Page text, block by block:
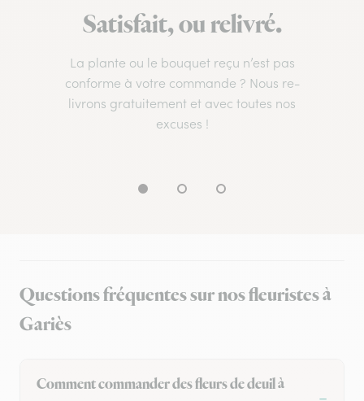
Satisfait, ou relivré.
La plante ou le bouquet reçu n’est pas
conforme à votre commande ? Nous re-
livrons gratuitement et avec toutes nos
excuses !
Questions fréquentes sur nos fleuristes à
Gariès
Comment commander des fleurs de deuil à